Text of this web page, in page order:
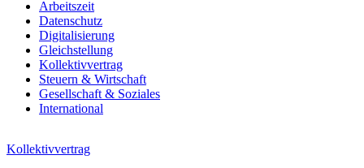
Arbeitszeit
Datenschutz
Digitalisierung
Gleichstellung
Kollektivvertrag
Steuern & Wirtschaft
Gesellschaft & Soziales
International
Kollektivvertrag